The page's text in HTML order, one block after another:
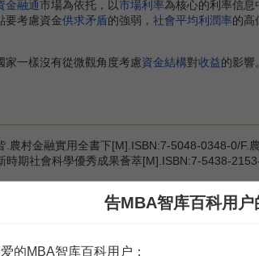
金融通市場為依托，以市場利率為核心的利率信息
要考慮資金供求矛盾的強弱， 社會平均利潤率的高
一樣沒有從微觀角度考慮資金結構對收益的影響
.農村金融實用全書下[M].ISBN:7-5048-0348-0/F.
時期社會科學優秀成果薈萃[M].ISBN:7-5438-
告MBA智库百科用户
的MBA智库百科用户：